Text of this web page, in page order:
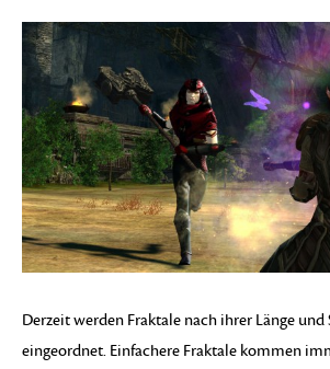
Derzeit werden Fraktale nach ihrer Länge
eingeordnet. Einfachere Fraktale kommen